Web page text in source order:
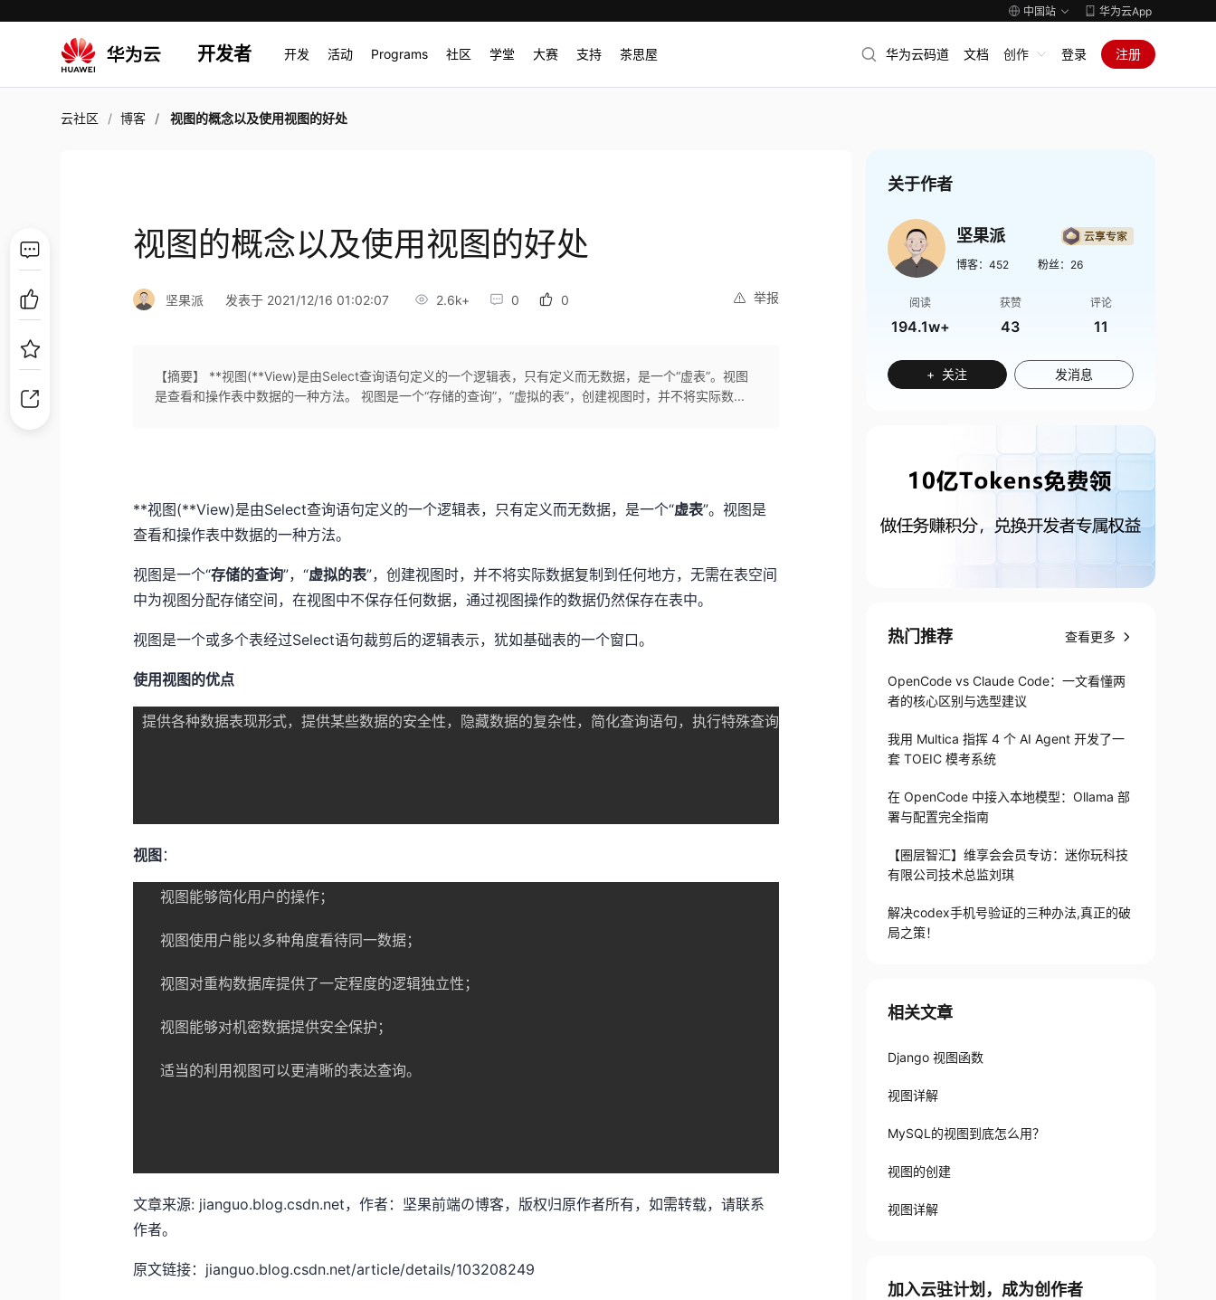
中国站 华为云App
开发者 开发 活动 Programs 社区 学堂 大赛 支持 茶思屋 华为云码道 文档 创作 登录 注册
云社区 博客 视图的概念以及使用视图的好处
视图的概念以及使用视图的好处
举报
坚果派 发表于 2021/12/16 01:02:07 2.6k+ 0 0
【摘要】 **视图(**View)是由Select查询语句定义的一个逻辑表，只有定义而无数据，是一个“虚表”。视图
是查看和操作表中数据的一种方法。 视图是一个“存储的查询”，“虚拟的表”，创建视图时，并不将实际数...
**视图(**View)是由Select查询语句定义的一个逻辑表，只有定义而无数据，是一个“虚表”。视图是
查看和操作表中数据的一种方法。
视图是一个“存储的查询”，“虚拟的表”，创建视图时，并不将实际数据复制到任何地方，无需在表空间
中为视图分配存储空间，在视图中不保存任何数据，通过视图操作的数据仍然保存在表中。
视图是一个或多个表经过Select语句裁剪后的逻辑表示，犹如基础表的一个窗口。
使用视图的优点
提供各种数据表现形式，提供某些数据的安全性，隐藏数据的复杂性，简化查询语句，执行特殊查询，保存复杂查询。
视图 ：
  视图能够简化用户的操作；
  视图使用户能以多种角度看待同一数据；
  视图对重构数据库提供了一定程度的逻辑独立性；
  视图能够对机密数据提供安全保护；
  适当的利用视图可以更清晰的表达查询。
文章来源: jianguo.blog.csdn.net，作者：坚果前端の博客，版权归原作者所有，如需转载，请联系
作者。
原文链接：jianguo.blog.csdn.net/article/details/103208249
关于作者
坚果派
博客： 452 粉丝： 26
阅读
194.1w+
获赞
43
评论
11
+ 关注 发消息
热门推荐 查看更多
OpenCode vs Claude Code：一文看懂两
者的核心区别与选型建议
我用 Multica 指挥 4 个 AI Agent 开发了一
套 TOEIC 模考系统
在 OpenCode 中接入本地模型：Ollama 部
署与配置完全指南
【圈层智汇】维享会会员专访：迷你玩科技
有限公司技术总监刘琪
解决codex手机号验证的三种办法,真正的破
局之策！
相关文章
Django 视图函数
视图详解
MySQL的视图到底怎么用？
视图的创建
视图详解
加入云驻计划，成为创作者